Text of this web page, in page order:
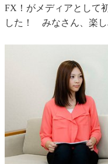
FX！がメディアとして
した！ みなさん、楽し